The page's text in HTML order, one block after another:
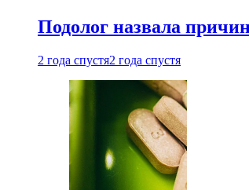
Подолог назвала
2 года спустя2 года спустя